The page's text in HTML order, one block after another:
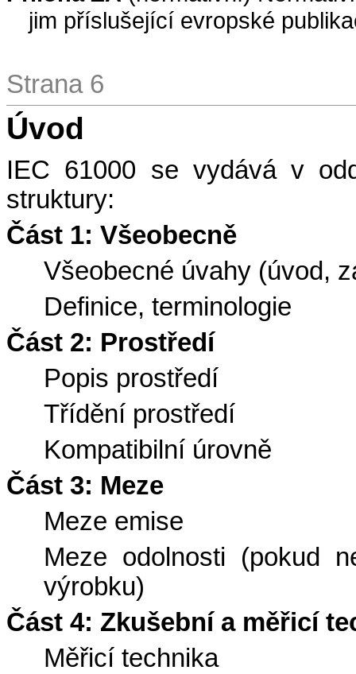
jim příslušející evropské
Strana 6
Úvod
IEC 61000 se vydává v
struktury:
Část 1: Všeobecně
Všeobecné úvahy (úvod,
Definice, terminologie
Část 2: Prostředí
Popis prostředí
Třídění prostředí
Kompatibilní úrovně
Část 3: Meze
Meze emise
Meze odolnosti (pokud
výrobku)
Část 4: Zkušební a měřicí
Měřicí technika